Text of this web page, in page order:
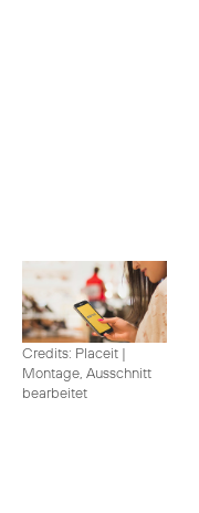
Credits: Placeit |
Montage, Ausschnitt
bearbeitet